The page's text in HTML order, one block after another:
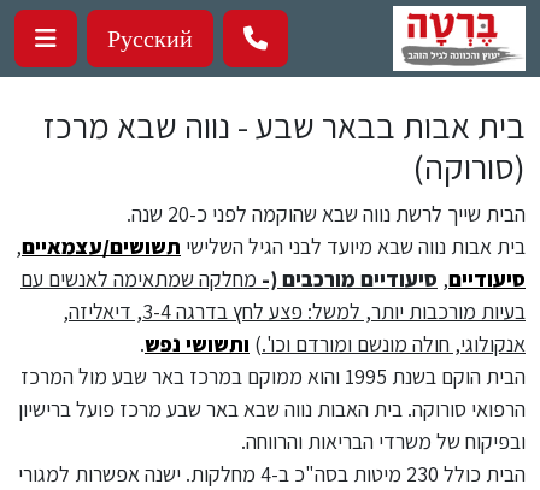
דילוג לתוכן העיקרי
Русский
בית אבות בבאר שבע - נווה שבא מרכז
(סורוקה)
הבית שייך לרשת נווה שבא שהוקמה לפני כ-20 שנה.
בית אבות נווה שבא מיועד לבני הגיל השלישי תשושים/עצמאיים,
סיעודיים, סיעודיים מורכבים (- מחלקה שמתאימה לאנשים עם
בעיות מורכבות יותר, למשל: פצע לחץ בדרגה 3-4, דיאליזה,
אנקולוגי, חולה מונשם ומורדם וכו'.) ותשושי נפש.
הבית הוקם בשנת 1995 והוא ממוקם במרכז באר שבע מול המרכז
הרפואי סורוקה. בית האבות נווה שבא באר שבע מרכז פועל ברישיון
ובפיקוח של משרדי הבריאות והרווחה.
הבית כולל 230 מיטות בסה"כ ב-4 מחלקות. ישנה אפשרות למגורי